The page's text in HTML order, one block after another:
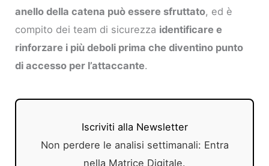
anello della catena può essere sfruttato, ed è
compito dei team di sicurezza identificare e
rinforzare i più deboli prima che diventino punto
di accesso per l’attaccante.
Iscriviti alla Newsletter
Non perdere le analisi settimanali: Entra
nella Matrice Digitale.